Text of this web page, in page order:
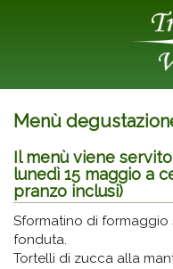
Menù
Il menù viene
lunedì 15 maggio a
pranzo inclusi)
Sformatino di
fonduta.
Tortelli di zucca alla